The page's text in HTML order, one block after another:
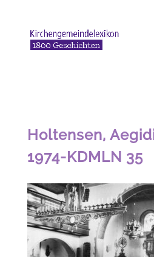
Holtensen,
1974-KDMLN 35